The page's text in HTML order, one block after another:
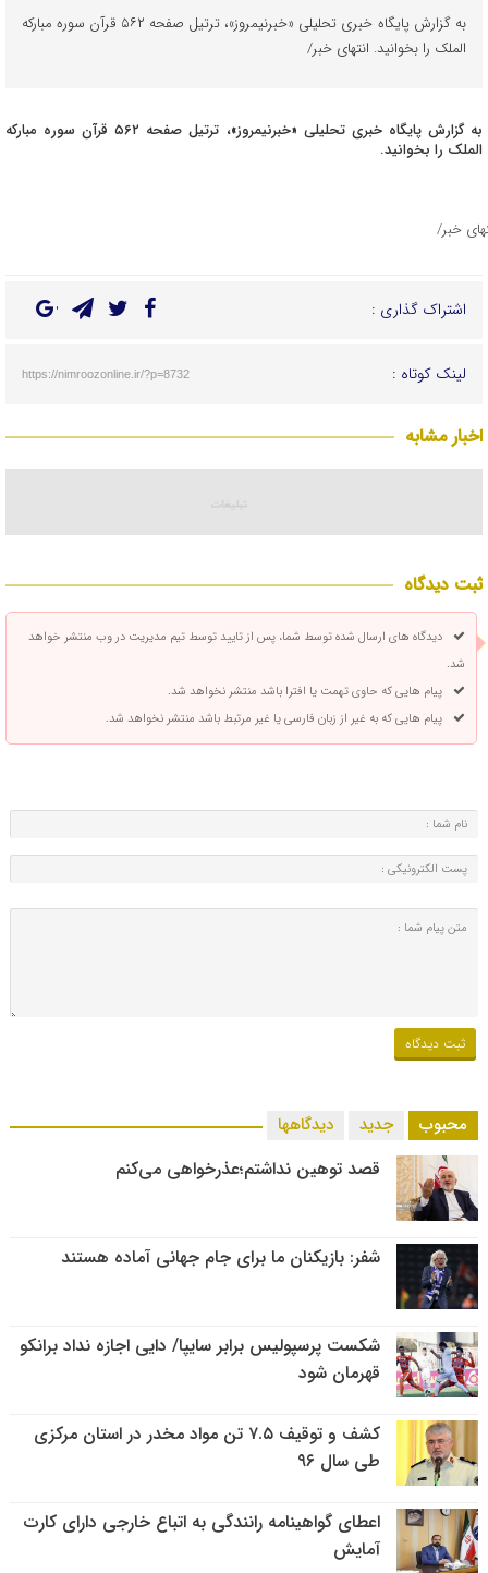
به گزارش پایگاه خبری تحلیلی «خبرنیمروز»، ترتیل صفحه ۵۶۲ قرآن سوره مبارکه
الملک را بخوانید. انتهای خبر/
به گزارش پایگاه خبری تحلیلی «خبرنیمروز»، ترتیل صفحه ۵۶۲ قرآن سوره مبارکه
الملک را بخوانید.
خبر/
اشتراک گذاری :
لینک کوتاه : https://nimroozonline.ir/?p=8732
اخبار مشابه
ثبت دیدگاه
دیدگاه های ارسال شده توسط شما، پس از تایید توسط تیم مدیریت در وب منتشر خواهد
شد.
پیام هایی که حاوی تهمت یا افترا باشد منتشر نخواهد شد.
پیام هایی که به غیر از زبان فارسی یا غیر مرتبط باشد منتشر نخواهد شد.
محبوب جدید دیدگاهها
قصد توهین نداشتم؛عذرخواهی می‌کنم
شفر: بازیکنان ما برای جام جهانی آماده هستند
شکست پرسپولیس برابر سایپا/ دایی اجازه نداد برانکو
قهرمان شود
کشف و توقیف ۷.۵ تن مواد مخدر در استان مرکزی
طی سال ۹۶
اعطای گواهینامه رانندگی به اتباع خارجی دارای کارت
آمایش